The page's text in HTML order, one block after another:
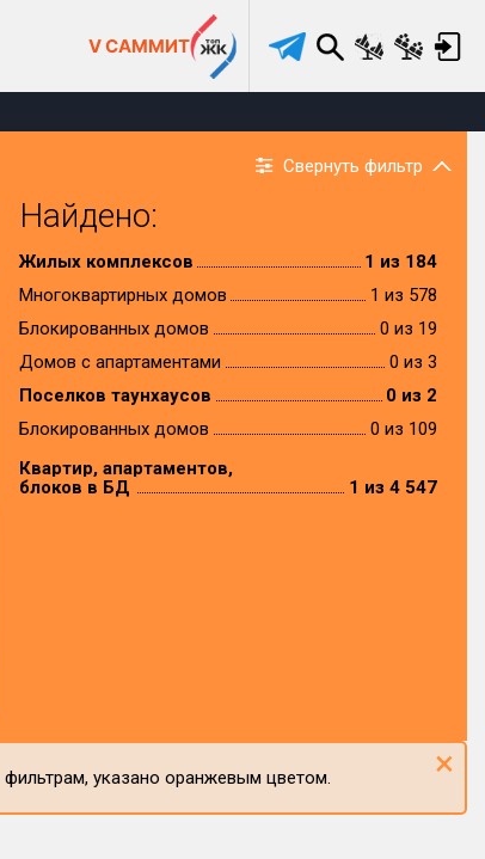
V САММИТ
Свернуть фильтр
Найдено:
Жилых комплексов
1 из 184
Многоквартирных домов
1 из 578
Блокированных домов
0 из 19
Домов с апартаментами
0 из 3
Поселков таунхаусов
0 из 2
Блокированных домов
0 из 109
Квартир, апартаментов,
блоков в БД
1 из 4 547
указано оранжевым цветом. ×